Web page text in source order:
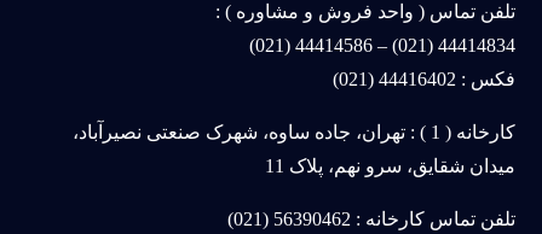
تلفن تماس ( واحد فروش و مشاوره ) :
44414834 (021) – 44414586 (021)
فکس : 44416402 (021)
کارخانه ( 1 ) : تهران، جاده ساوه، شهرک صنعتی نصیرآباد،
میدان شقایق، سرو نهم، پلاک 11
تلفن تماس کارخانه : 56390462 (021)